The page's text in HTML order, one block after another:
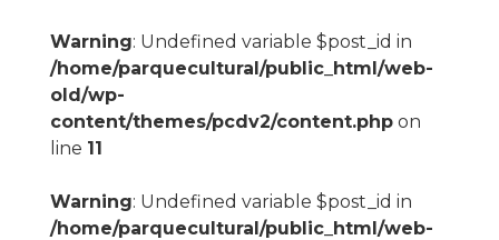
Warning: Undefined variable $post_id in
/home/parquecultural/public_html/web-
old/wp-
content/themes/pcdv2/content.phpon
line 11
Warning: Undefined variable $post_id in
/home/parquecultural/public_html/web-